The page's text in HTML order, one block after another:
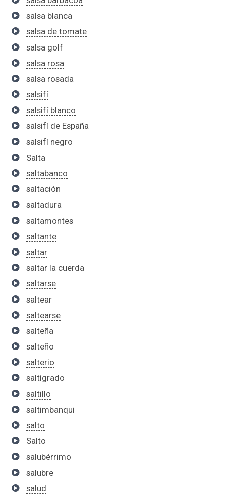
salsa blanca
salsa de tomate
salsa golf
salsa rosa
salsa rosada
salsifí
salsifí blanco
salsifí de España
salsifí negro
Salta
saltabanco
saltación
saltadura
saltamontes
saltante
saltar
saltar la cuerda
saltarse
saltear
saltearse
salteña
salteño
salterio
saltígrado
saltillo
saltimbanqui
salto
Salto
salubérrimo
salubre
salud